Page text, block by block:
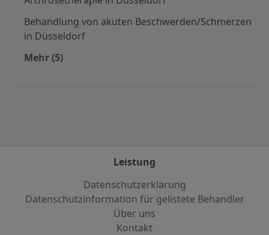
Behandlung von akuten Beschwerden/Schmerzen
in Düsseldorf
Mehr (5)
Leistung
Datenschutzerklärung
Datenschutzinformation für gelistete Behandler
Über uns
Kontakt